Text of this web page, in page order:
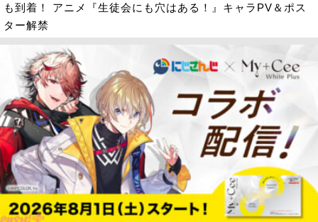
も到着！ アニメ『生徒会にも穴はある！』キャラPV＆ポス
ター解禁